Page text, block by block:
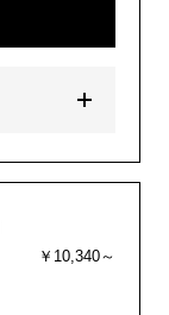
￥10,340～